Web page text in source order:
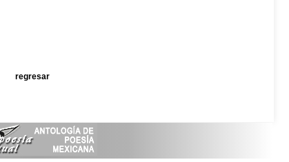
regresar